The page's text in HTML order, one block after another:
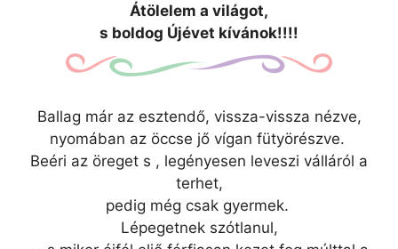
Átölelem a világot,
s boldog Újévet kívánok!!!!
Ballag már az esztendő, vissza-vissza nézve,
nyomában az öccse jő vígan fütyörészve.
Beéri az öreget s , legényesen leveszi válláról a
terhet,
pedig még csak gyermek.
Lépegetnek szótlanul,